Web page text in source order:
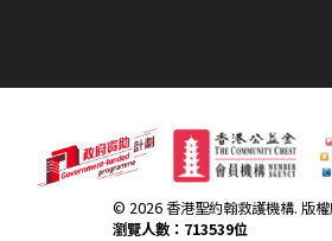
© 2026 香港聖約翰救護機構. 版
瀏覽人數：713539位